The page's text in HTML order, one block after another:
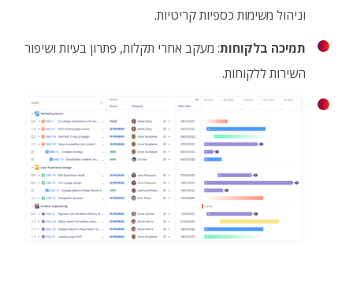
וניהול משימות כספיות קריטיות.
תמיכה בלקוחות: מעקב אחרי תקלות, פתרון בעיות ושיפור
השירות ללקוחות.